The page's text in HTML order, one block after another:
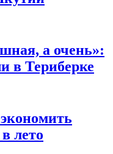
а очень»:
в Териберке
лето